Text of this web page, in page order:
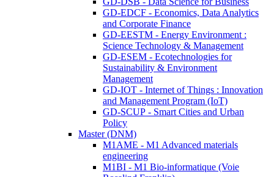
GD-EDCF - Economics, Data Analytics
and Corporate Finance
GD-EESTM - Energy Environment :
Science Technology & Management
GD-ESEM - Ecotechnologies for
Sustainability & Environment
Management
GD-IOT - Internet of Things : Innovation
and Management Program (IoT)
GD-SCUP - Smart Cities and Urban
Policy
Master (DNM)
M1AME - M1 Advanced materials
engineering
M1BI - M1 Bio-informatique (Voie